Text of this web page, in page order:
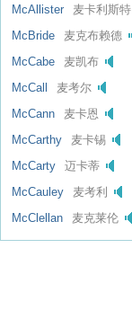
McAllister
麦卡利斯特
McBride
麦克布赖德
McCabe
麦凯布
McCall
麦考尔
McCann
麦卡恩
McCarthy
麦卡锡
McCarty
迈卡蒂
McCauley
麦考利
McClellan
麦克莱伦